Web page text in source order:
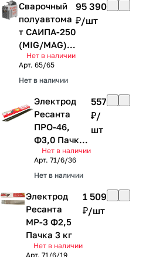
задержки,
время
срабатыван
ия 0,3 мс.
режим
шлифовка,
батареи,
решим
резка)
Сварочный
полуавтома
т САИПА-250
(MIG/MAG)
Ресанта
Нет в наличии
Арт.65/65
Нет в наличии
95 390
₽/шт
Электрод
Ресанта
ПРО-46,
Ф3,0 Пачка
1кг
Нет в наличии
Арт.71/6/36
Нет в наличии
557
₽/
шт
Электрод
Ресанта
МР-3 Ф2,5
Пачка 3 кг
Нет в наличии
Арт.71/6/19
1 509
₽/шт